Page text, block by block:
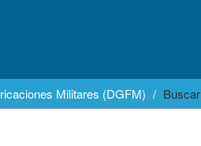
Militares (DGFM) Buscar